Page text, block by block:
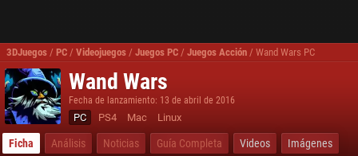
3DJuegos / PC / Videojuegos / Juegos PC / Juegos Acción / Wand Wars PC
Wand Wars
Fecha de lanzamiento: 13 de abril de 2016
PC PS4 Mac Linux
Ficha Análisis Noticias Guía Completa Videos
Imágenes